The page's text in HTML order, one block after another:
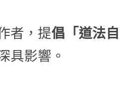
者，提倡「道法
具影響。